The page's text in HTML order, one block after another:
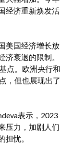
经济重新焕发活
美国经济增长放
济衰退的限制。
点。欧洲央行和
，但也展现出了
表示，2023
压力，加剧人们
担忧。